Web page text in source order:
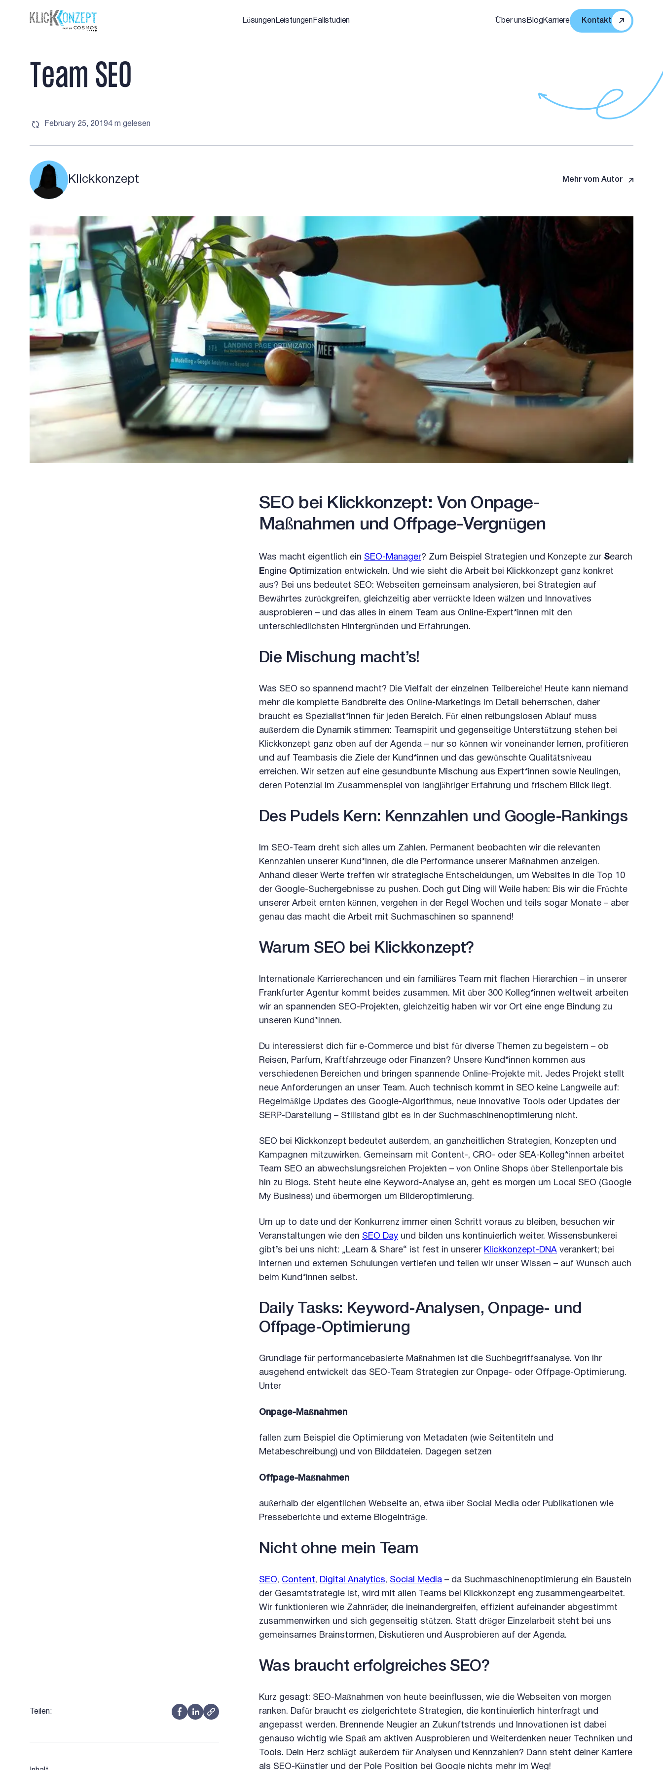
Lösungen Leistungen Fallstudien Über uns Blog Karriere Kontakt
Team SEO
February 25, 20194 m gelesen
Klickkonzept Mehr vom Autor
Teilen:
SEO bei Klickkonzept: Von Onpage-
Maßnahmen und Offpage-Vergnügen
Was macht eigentlich ein SEO-Manager? Zum Beispiel Strategien und Konzepte zur Search
Engine Optimization entwickeln. Und wie sieht die Arbeit bei Klickkonzept ganz konkret
aus? Bei uns bedeutet SEO: Webseiten gemeinsam analysieren, bei Strategien auf
Bewährtes zurückgreifen, gleichzeitig aber verrückte Ideen wälzen und Innovatives
ausprobieren – und das alles in einem Team aus Online-Expert*innen mit den
unterschiedlichsten Hintergründen und Erfahrungen.
Die Mischung macht’s!
Was SEO so spannend macht? Die Vielfalt der einzelnen Teilbereiche! Heute kann niemand
mehr die komplette Bandbreite des Online-Marketings im Detail beherrschen, daher
braucht es Spezialist*innen für jeden Bereich. Für einen reibungslosen Ablauf muss
außerdem die Dynamik stimmen: Teamspirit und gegenseitige Unterstützung stehen bei
Klickkonzept ganz oben auf der Agenda – nur so können wir voneinander lernen, profitieren
und auf Teambasis die Ziele der Kund*innen und das gewünschte Qualitätsniveau
erreichen. Wir setzen auf eine gesundbunte Mischung aus Expert*innen sowie Neulingen,
deren Potenzial im Zusammenspiel von langjähriger Erfahrung und frischem Blick liegt.
Des Pudels Kern: Kennzahlen und Google-Rankings
Im SEO-Team dreht sich alles um Zahlen. Permanent beobachten wir die relevanten
Kennzahlen unserer Kund*innen, die die Performance unserer Maßnahmen anzeigen.
Anhand dieser Werte treffen wir strategische Entscheidungen, um Websites in die Top 10
der Google-Suchergebnisse zu pushen. Doch gut Ding will Weile haben: Bis wir die Früchte
unserer Arbeit ernten können, vergehen in der Regel Wochen und teils sogar Monate – aber
genau das macht die Arbeit mit Suchmaschinen so spannend!
Warum SEO bei Klickkonzept?
Internationale Karrierechancen und ein familiäres Team mit flachen Hierarchien – in unserer
Frankfurter Agentur kommt beides zusammen. Mit über 300 Kolleg*innen weltweit arbeiten
wir an spannenden SEO-Projekten, gleichzeitig haben wir vor Ort eine enge Bindung zu
unseren Kund*innen.
Du interessierst dich für e-Commerce und bist für diverse Themen zu begeistern – ob
Reisen, Parfum, Kraftfahrzeuge oder Finanzen? Unsere Kund*innen kommen aus
verschiedenen Bereichen und bringen spannende Online-Projekte mit. Jedes Projekt stellt
neue Anforderungen an unser Team. Auch technisch kommt in SEO keine Langweile auf:
Regelmäßige Updates des Google-Algorithmus, neue innovative Tools oder Updates der
SERP-Darstellung – Stillstand gibt es in der Suchmaschinenoptimierung nicht.
SEO bei Klickkonzept bedeutet außerdem, an ganzheitlichen Strategien, Konzepten und
Kampagnen mitzuwirken. Gemeinsam mit Content-, CRO- oder SEA-Kolleg*innen arbeitet
Team SEO an abwechslungsreichen Projekten – von Online Shops über Stellenportale bis
hin zu Blogs. Steht heute eine Keyword-Analyse an, geht es morgen um Local SEO (Google
My Business) und übermorgen um Bilderoptimierung.
Um up to date und der Konkurrenz immer einen Schritt voraus zu bleiben, besuchen wir
Veranstaltungen wie den SEO Day und bilden uns kontinuierlich weiter. Wissensbunkerei
gibt’s bei uns nicht: „Learn & Share“ ist fest in unserer Klickkonzept-DNA verankert; bei
internen und externen Schulungen vertiefen und teilen wir unser Wissen – auf Wunsch auch
beim Kund*innen selbst.
Daily Tasks: Keyword-Analysen, Onpage- und
Offpage-Optimierung
Grundlage für performancebasierte Maßnahmen ist die Suchbegriffsanalyse. Von ihr
ausgehend entwickelt das SEO-Team Strategien zur Onpage- oder Offpage-Optimierung.
Unter
Onpage-Maßnahmen
fallen zum Beispiel die Optimierung von Metadaten (wie Seitentiteln und
Metabeschreibung) und von Bilddateien. Dagegen setzen
Offpage-Maßnahmen
außerhalb der eigentlichen Webseite an, etwa über Social Media oder Publikationen wie
Presseberichte und externe Blogeinträge.
Nicht ohne mein Team
SEO, Content, Digital Analytics, Social Media – da Suchmaschinenoptimierung ein Baustein
der Gesamtstrategie ist, wird mit allen Teams bei Klickkonzept eng zusammengearbeitet.
Wir funktionieren wie Zahnräder, die ineinandergreifen, effizient aufeinander abgestimmt
zusammenwirken und sich gegenseitig stützen. Statt dröger Einzelarbeit steht bei uns
gemeinsames Brainstormen, Diskutieren und Ausprobieren auf der Agenda.
Was braucht erfolgreiches SEO?
Kurz gesagt: SEO-Maßnahmen von heute beeinflussen, wie die Webseiten von morgen
ranken. Dafür braucht es zielgerichtete Strategien, die kontinuierlich hinterfragt und
angepasst werden. Brennende Neugier an Zukunftstrends und Innovationen ist dabei
genauso wichtig wie Spaß am aktiven Ausprobieren und Weiterdenken neuer Techniken und
Tools. Dein Herz schlägt außerdem für Analysen und Kennzahlen? Dann steht deiner Karriere
als SEO-Künstler und der Pole Position bei Google nichts mehr im Weg!